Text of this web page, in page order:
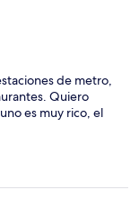
de metro,
Quiero
es muy rico, el